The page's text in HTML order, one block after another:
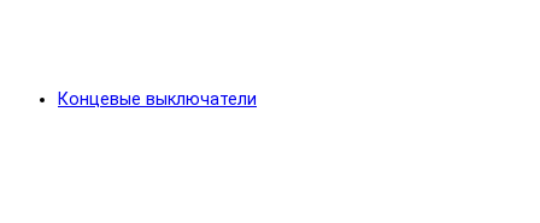
Концевые выключатели